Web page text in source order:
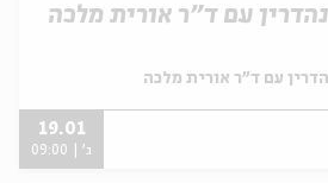
עם ד"ר אורית מלכה
עם ד"ר אורית מלכה
19.01
ג' | 09:00